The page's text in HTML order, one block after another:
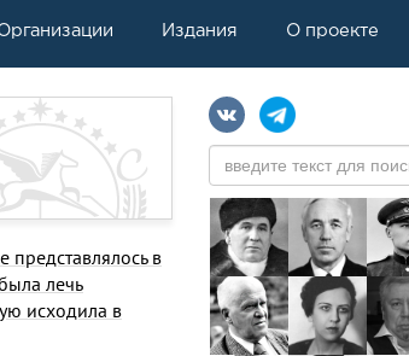
Издания О проекте
представлялось в
лечь
исходила в